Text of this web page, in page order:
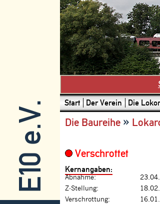
E10 e.V. Start Der Verein Die
Die Baureihe »
Verschrottet
Kernangaben:
Abnahme:
Z-Stellung:
Verschrottung: